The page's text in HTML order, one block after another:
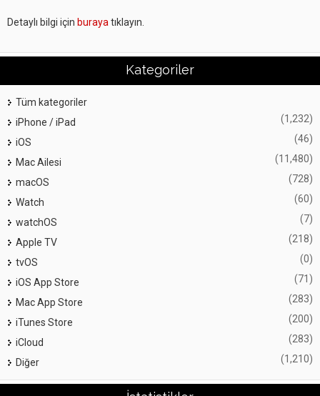
Detaylı bilgi için buraya tıklayın.
Kategoriler
Tüm kategoriler
iPhone / iPad
(1,232)
iOS (46)
Mac Ailesi (11,480)
macOS (728)
Watch (60)
watchOS (7)
Apple TV (218)
tvOS (0)
iOS App Store (71)
Mac App Store (283)
iTunes Store (200)
iCloud (283)
Diğer (1,210)